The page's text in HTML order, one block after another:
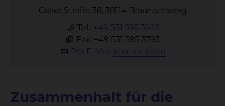
Celler Straße 38, 38114 Braunschweig
Tel.: +49 531 595 3922
Fax: +49 531 595 3793
Per E-Mail kontaktieren
Zusammenhalt für die